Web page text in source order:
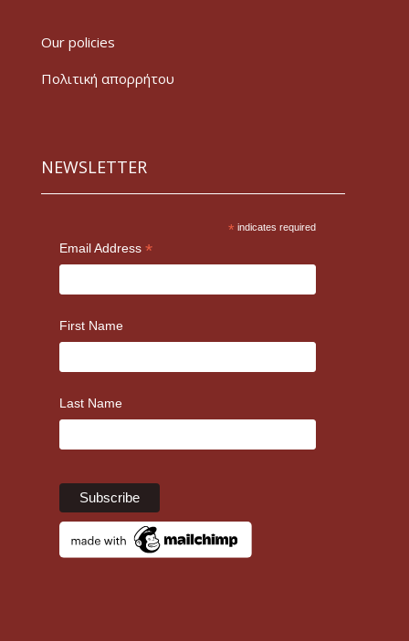
Our policies
Πολιτική απορρήτου
NEWSLETTER
* indicates required
Email Address *
First Name
Last Name